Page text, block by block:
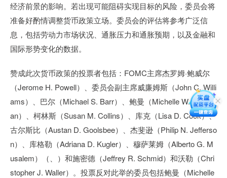
经济前景的影响。若出现可能阻碍实现目标的风险，委员会将
准备好酌情调整货币政策立场。委员会的评估将参考广泛信
息，包括劳动力市场状况、通胀压力和通胀预期，以及金融和
国际形势变化的数据。
赞成此次货币政策的投票者包括：FOMC主席杰罗姆·鲍威尔
（Jerome H. Powell）、委员会副主席威廉姆斯（John C. Willi
ams）、巴尔（Michael S. Barr）、鲍曼（Michelle W. Bowm
an）、柯林斯（Susan M. Collins）、库克（Lisa D. Cook）、
古尔斯比（Austan D. Goolsbee）、杰斐逊（Philip N. Jefferso
n）、库格勒（Adriana D. Kugler）、穆萨莱姆（Alberto G. M
usalem）（、）和施密德（Jeffrey R. Schmid）和沃勒（Chri
stopher J. Waller）。投票反对此举的委员包括鲍曼（Michelle